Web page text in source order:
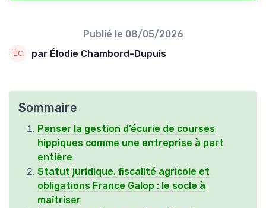
Publié le 08/05/2026
par Élodie Chambord-Dupuis
Sommaire
Penser la gestion d’écurie de courses
hippiques comme une entreprise à part
entière
Statut juridique, fiscalité agricole et
obligations France Galop : le socle à
maîtriser